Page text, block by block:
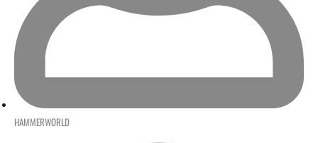
HAMMERWORLD